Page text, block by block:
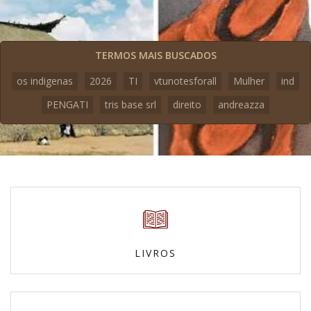
TERMOS MAIS BUSCADOS
os indigenas
2026 TI vtunotesforall Mulher
ind
PENGATI
tris base srl direito andreazza
LIVROS